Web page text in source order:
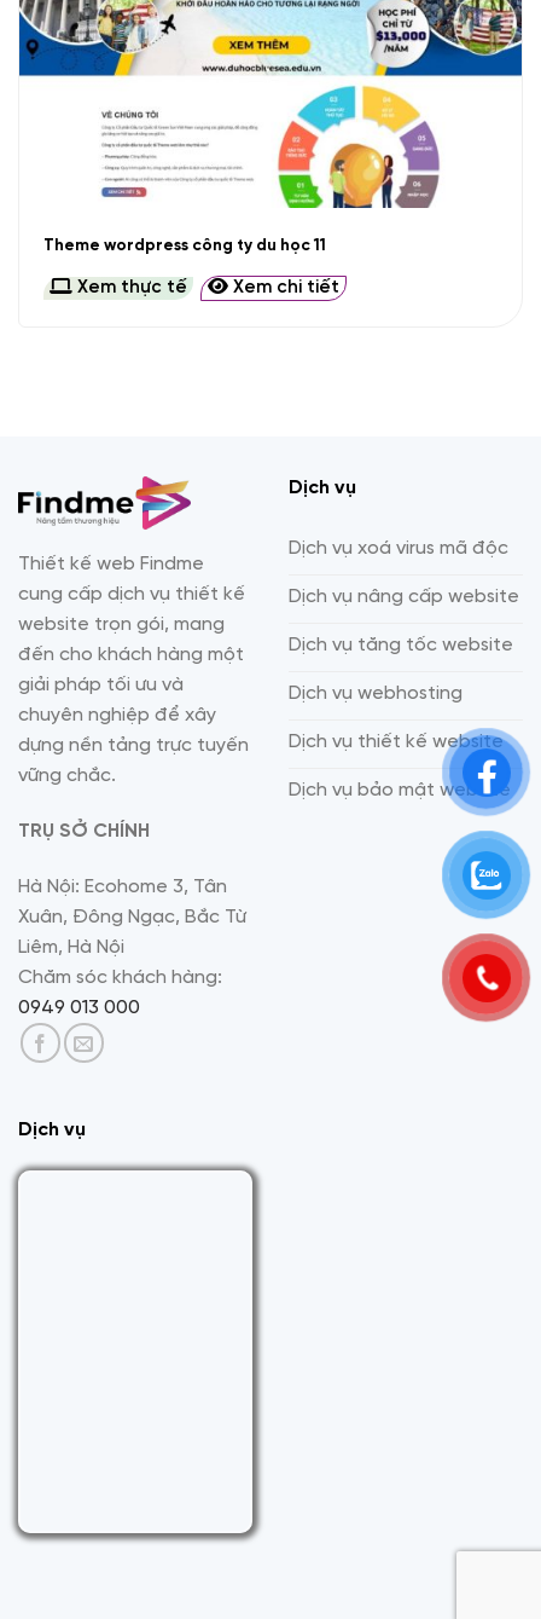
Theme wordpress công ty du học 11
Xem thực tế Xem chi tiết
Thiết kế web Findme
cung cấp dịch vụ thiết kế
website trọn gói, mang
đến cho khách hàng một
giải pháp tối ưu và
chuyên nghiệp để xây
dựng nền tảng trực tuyến
vững chắc.
TRỤ SỞ CHÍNH
Hà Nội: Ecohome 3, Tân
Xuân, Đông Ngạc, Bắc Từ
Liêm, Hà Nội
Chăm sóc khách hàng:
0949 013 000
Dịch vụ
Dịch vụ xoá virus mã độc
Dịch vụ nâng cấp website
Dịch vụ tăng tốc website
Dịch vụ webhosting
Dịch vụ thiết kế website
Dịch vụ bảo mật website
Dịch vụ